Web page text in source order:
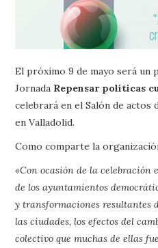
El próximo 9 de mayo será un
Jornada Repensar políticas
celebrará en el Salón de
en Valladolid.
Como comparte la
«Con ocasión de la celebración
de los ayuntamientos
y transformaciones resultantes
las ciudades, los efectos del
colectivo que muchas de ellas